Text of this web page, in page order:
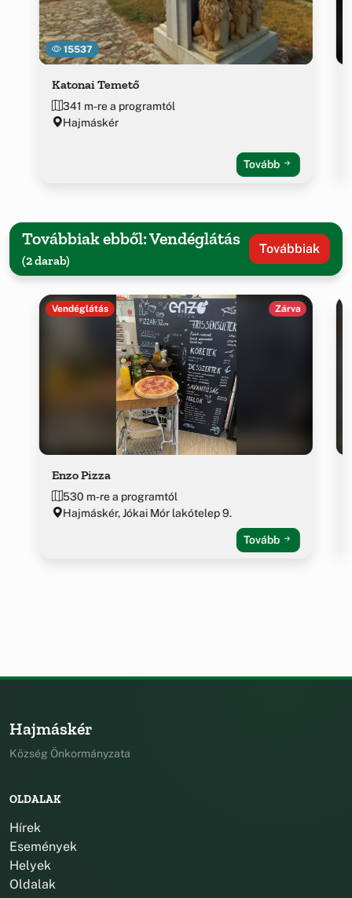
15537
Katonai Temető
341 m-re a programtól
Hajmáskér
Tovább
Továbbiak ebből: Vendéglátás
(2 darab)
Továbbiak
Vendéglátás Zárva
Enzo Pizza
530 m-re a programtól
Hajmáskér, Jókai Mór lakótelep 9.
Tovább
Hajmáskér
Község Önkormányzata
OLDALAK
Hírek
Események
Helyek
Oldalak